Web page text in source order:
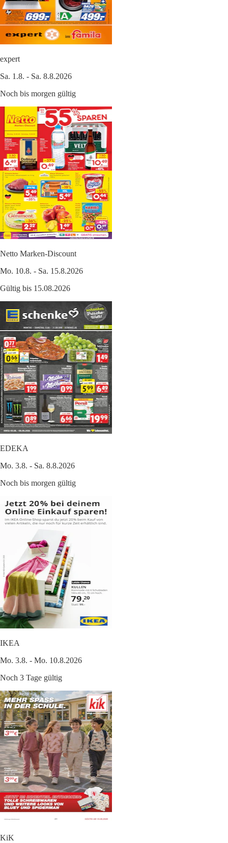
expert
Sa. 1.8. - Sa. 8.8.2026
Noch bis morgen gültig
Netto Marken-Discount
Mo. 10.8. - Sa. 15.8.2026
Gültig bis 15.08.2026
EDEKA
Mo. 3.8. - Sa. 8.8.2026
Noch bis morgen gültig
IKEA
Mo. 3.8. - Mo. 10.8.2026
Noch 3 Tage gültig
KiK